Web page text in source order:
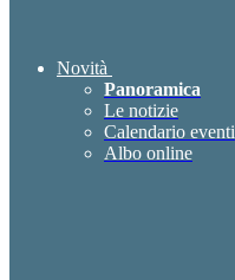
Novità
Panoramica
Le notizie
Calendario eventi
Albo online